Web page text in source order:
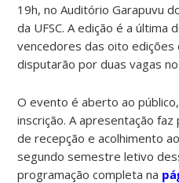
19h, no Auditório Garapuvu
da UFSC. A edição é a última
vencedores das oito edições
disputarão por duas vagas
O evento é aberto ao
inscrição. A apresentação
de recepção e acolhimento
segundo semestre letivo
programação completa na